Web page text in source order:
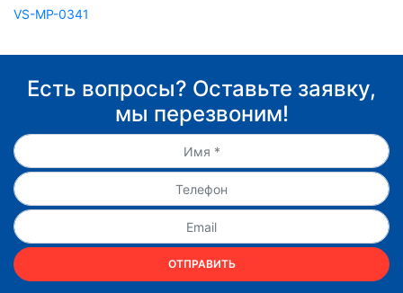
VS-MP-0341
Есть вопросы? Оставьте заявку,
мы перезвоним!
ОТПРАВИТЬ